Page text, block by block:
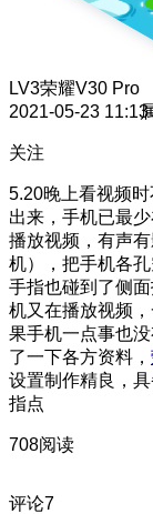
LV3荣耀V30 Pro
2021-05-23 11:13
关注
5.20晚上看视频
出来，手机已最
播放视频，有声
机），把手机各
手指也碰到了侧
机又在播放视频
果手机一点事也
了一下各方资料，
设置制作精良，
指点
708阅读
评论7